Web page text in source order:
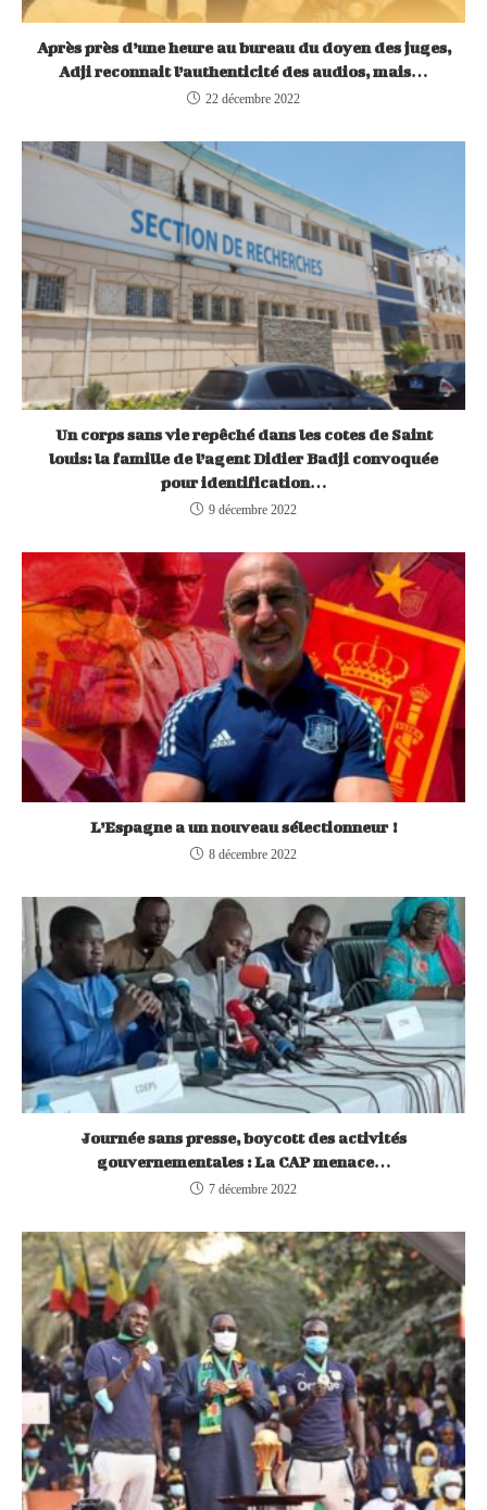
Après près d’une heure au bureau du doyen des juges,
Adji reconnait l’authenticité des audios, mais…
22 décembre 2022
Un corps sans vie repêché dans les cotes de Saint
louis: la famille de l’agent Didier Badji convoquée
pour identification…
9 décembre 2022
L’Espagne a un nouveau sélectionneur !
8 décembre 2022
Journée sans presse, boycott des activités
gouvernementales : La CAP menace…
7 décembre 2022